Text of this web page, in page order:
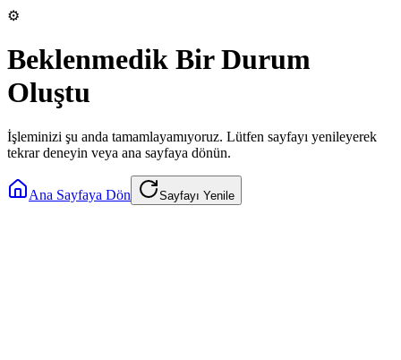
⚙️
Beklenmedik Bir Durum
Oluştu
İşleminizi şu anda tamamlayamıyoruz. Lütfen sayfayı yenileyerek
tekrar deneyin veya ana sayfaya dönün.
Ana Sayfaya Dön Sayfayı Yenile